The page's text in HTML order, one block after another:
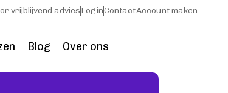
vrijblijvend adviesLoginContactAccount maken
Blog Over ons